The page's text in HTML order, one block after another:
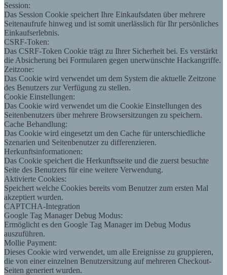
Session:
Das Session Cookie speichert Ihre Einkaufsdaten über mehrere
Seitenaufrufe hinweg und ist somit unerlässlich für Ihr persönliches
Einkaufserlebnis.
CSRF-Token:
Das CSRF-Token Cookie trägt zu Ihrer Sicherheit bei. Es verstärkt
die Absicherung bei Formularen gegen unerwünschte Hackangriffe.
Zeitzone:
Das Cookie wird verwendet um dem System die aktuelle Zeitzone
des Benutzers zur Verfügung zu stellen.
Cookie Einstellungen:
Das Cookie wird verwendet um die Cookie Einstellungen des
Seitenbenutzers über mehrere Browsersitzungen zu speichern.
Cache Behandlung:
Das Cookie wird eingesetzt um den Cache für unterschiedliche
Szenarien und Seitenbenutzer zu differenzieren.
Herkunftsinformationen:
Das Cookie speichert die Herkunftsseite und die zuerst besuchte
Seite des Benutzers für eine weitere Verwendung.
Aktivierte Cookies:
Speichert welche Cookies bereits vom Benutzer zum ersten Mal
akzeptiert wurden.
CAPTCHA-Integration
Google Tag Manager Debug Modus:
Ermöglicht es den Google Tag Manager im Debug Modus
auszuführen.
Mollie Payment:
Dieses Cookie wird verwendet, um alle Ereignisse zu gruppieren,
die von einer einzelnen Benutzersitzung auf mehreren Checkout-
Seiten generiert wurden.